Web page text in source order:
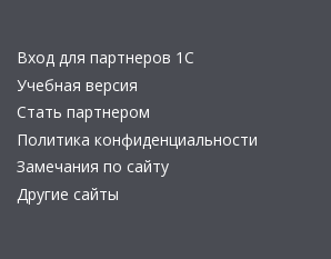
Вход для партнеров 1С
Учебная версия
Стать партнером
Политика конфиденциальности
Замечания по сайту
Другие сайты